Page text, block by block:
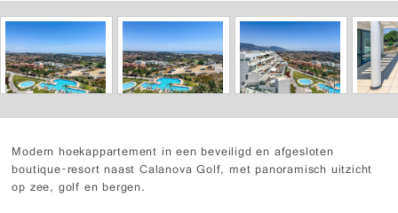
Modern hoekappartement in een beveiligd en afgesloten
boutique-resort naast Calanova Golf, met panoramisch uitzicht
op zee, golf en bergen.